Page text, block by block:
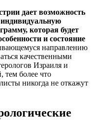
дает возможность
которая будет
и состояние
направлению
качественными
Израиля и
более что
никогда не откажут